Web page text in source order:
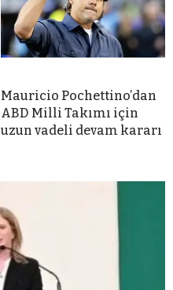
Mauricio Pochettino’dan
ABD Milli Takımı için
uzun vadeli devam kararı